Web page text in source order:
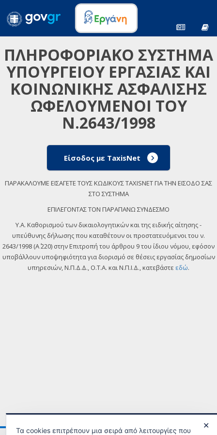
ΠΛΗΡΟΦΟΡΙΑΚΟ ΣΥΣΤΗΜΑ
ΥΠΟΥΡΓΕΙΟΥ ΕΡΓΑΣΙΑΣ ΚΑΙ
ΚΟΙΝΩΝΙΚΗΣ ΑΣΦΑΛΙΣΗΣ
ΩΦΕΛΟΥΜΕΝΟΙ ΤΟΥ
Ν.2643/1998
Είσοδος με TaxisNet
ΠΑΡΑΚΑΛΟΥΜΕ ΕΙΣΑΓΕΤΕ ΤΟΥΣ ΚΩΔΙΚΟΥΣ TAXISNET ΓΙΑ ΤΗΝ ΕΙΣΟΔΟ ΣΑΣ
ΣΤΟ ΣΥΣΤΗΜΑ
ΕΠΙΛΕΓΟΝΤΑΣ ΤΟΝ ΠΑΡΑΠΑΝΩ ΣΥΝΔΕΣΜΟ
Y.A. Καθορισμού των δικαιολογητικών και της ειδικής αίτησης -
υπεύθυνης δήλωσης που καταθέτουν οι προστατευόμενοι του ν.
2643/1998 (Α΄ 220) στην Επιτροπή του άρθρου 9 του ίδιου νόμου, εφόσον
υποβάλλουν υποψηφιότητα για διορισμό σε θέσεις εργασίας δημοσίων
υπηρεσιών, Ν.Π.Δ.Δ., Ο.Τ.Α. και Ν.Π.Ι.Δ., κατεβάστε εδώ.
✕
Τα cookies επιτρέπουν μια σειρά από λειτουργίες που